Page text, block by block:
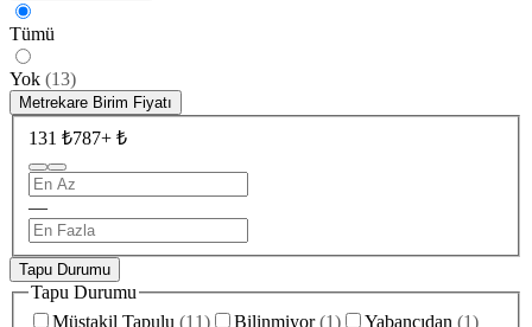
Tümü
Yok (13)
Metrekare Birim Fiyatı
131 ₺787+ ₺
—
Tapu Durumu
Tapu Durumu
Müstakil Tapulu (11) Bilinmiyor (1) Yabancıdan (1)